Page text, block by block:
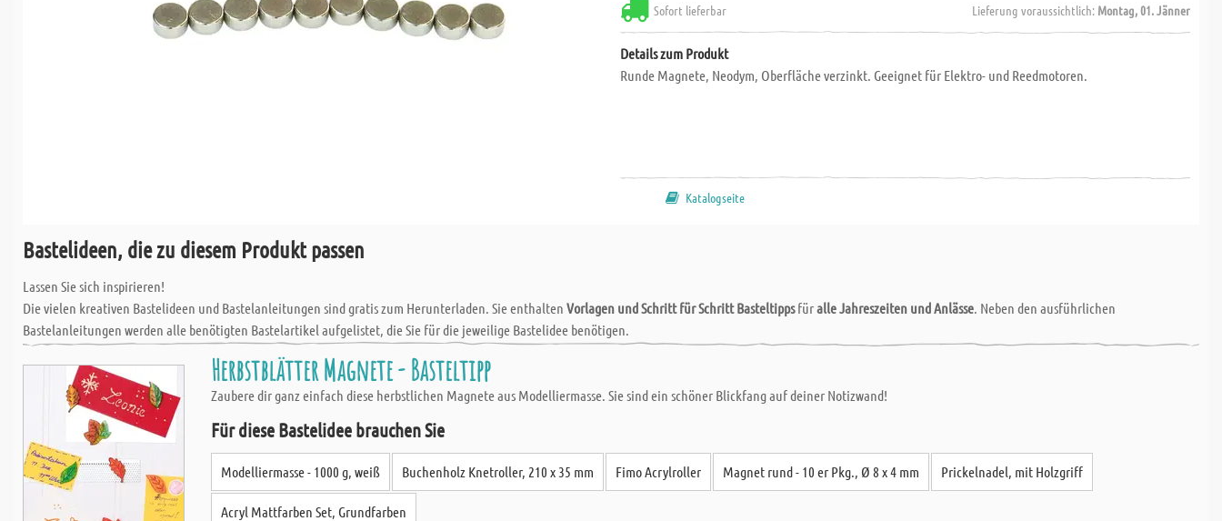
Sofort lieferbar Lieferung voraussichtlich: Montag, 01. Jänner
Details zum Produkt
Runde Magnete, Neodym, Oberfläche verzinkt. Geeignet für Elektro- und Reedmotoren.
Katalogseite
Bastelideen, die zu diesem Produkt passen
Lassen Sie sich inspirieren!
Die vielen kreativen Bastelideen und Bastelanleitungen sind gratis zum Herunterladen. Sie enthalten Vorlagen und Schritt für Schritt Basteltippsfüralle Jahreszeiten und Anlässe. Neben den ausführlichen
Bastelanleitungen werden alle benötigten Bastelartikel aufgelistet, die Sie für die jeweilige Bastelidee benötigen.
Herbstblätter Magnete - Basteltipp
Zaubere dir ganz einfach diese herbstlichen Magnete aus Modelliermasse. Sie sind ein schöner Blickfang auf deiner Notizwand!
Für diese Bastelidee brauchen Sie
Modelliermasse - 1000 g, weiß Buchenholz Knetroller, 210 x 35 mm Fimo Acrylroller Magnet rund - 10 er Pkg., Ø 8 x 4 mm Prickelnadel, mit Holzgriff
Acryl Mattfarben Set, Grundfarben